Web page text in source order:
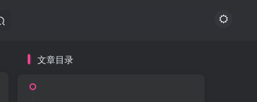
文章目录
文章目录